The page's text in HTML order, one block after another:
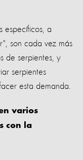
específicos, a
son cada vez más
de serpientes, y
serpientes
esta demanda.
varios
con la